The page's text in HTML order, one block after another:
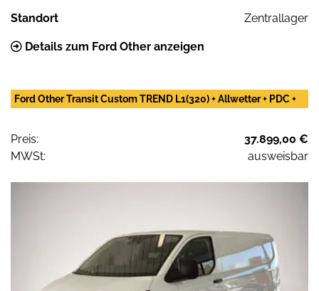
Standort Zentrallager
Details zum Ford Other anzeigen
Ford Other Transit Custom TREND L1(320) + Allwetter + PDC +
Preis:
37.899,00 €
MWSt:
ausweisbar